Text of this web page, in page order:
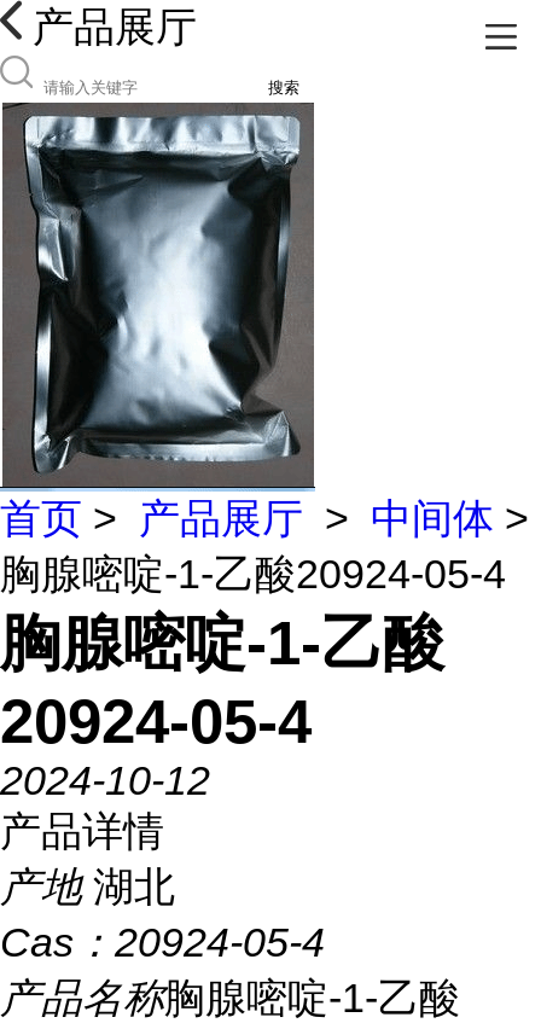
产品展厅
搜索
首页 > 产品展厅 > 中间体 >
胸腺嘧啶-1-乙酸20924-05-4
胸腺嘧啶-1-乙酸
20924-05-4
2024-10-12
产品详情
产地 湖北
Cas： 20924-05-4
产品名称胸腺嘧啶-1-乙酸